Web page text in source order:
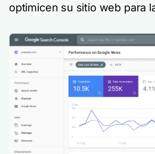
optimicen su sitio web para